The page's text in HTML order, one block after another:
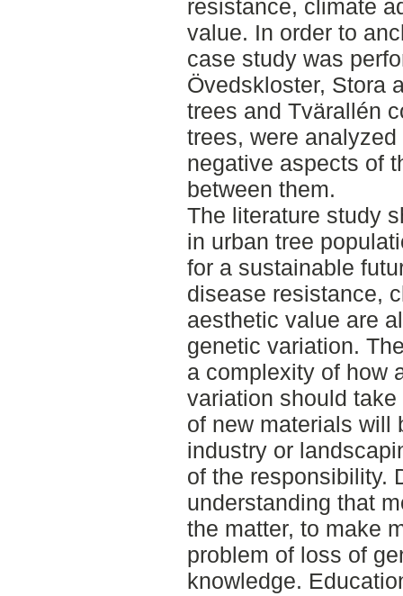
resistance, climate
value. In order to
case study was
Övedskloster, Stora
trees and Tvärallén
trees, were
negative aspects of
between them.
The literature study
in urban tree
for a sustainable
disease resistance,
aesthetic value are
genetic variation.
a complexity of how
variation should
of new materials will
industry or
of the responsibility.
understanding that
the matter, to make
problem of loss of
knowledge.